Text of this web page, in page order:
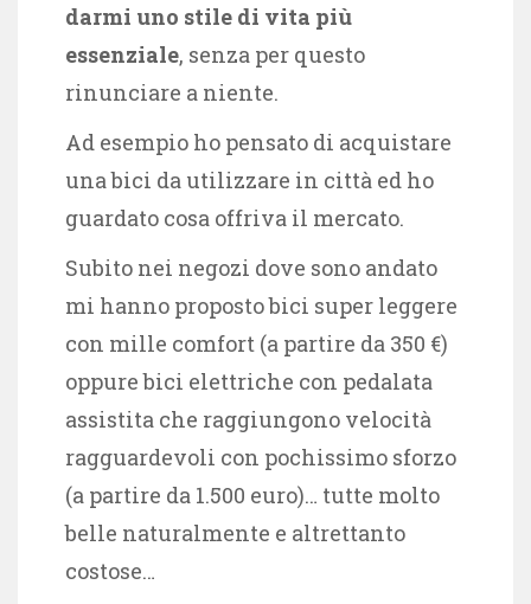
darmi uno stile di vita più
essenziale, senza per questo
rinunciare a niente.
Ad esempio ho pensato di acquistare
una bici da utilizzare in città ed ho
guardato cosa offriva il mercato.
Subito nei negozi dove sono andato
mi hanno proposto bici super leggere
con mille comfort (a partire da 350 €)
oppure bici elettriche con pedalata
assistita che raggiungono velocità
ragguardevoli con pochissimo sforzo
(a partire da 1.500 euro)… tutte molto
belle naturalmente e altrettanto
costose…